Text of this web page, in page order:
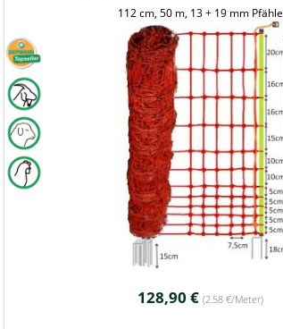
112 cm, 50 m, 13 + 19 mm Pfähle
128,90 € (2,58 €/Meter)